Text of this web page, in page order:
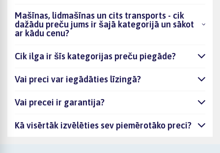
Mašīnas, lidmašīnas un cits transports - cik
dažādu preču jums ir šajā kategorijā un sākot
ar kādu cenu?
Cik ilga ir šīs kategorijas preču piegāde?
Vai preci var iegādāties līzingā?
Vai precei ir garantija?
Kā visērtāk izvēlēties sev piemērotāko preci?